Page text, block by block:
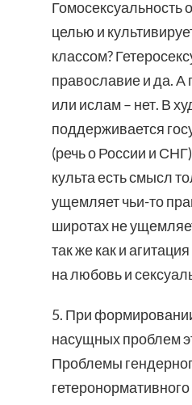
Гомосексуальность
целью и
классом?
православие и да. А
или ислам – нет. В
поддерживается
(речь о России и
культа есть смысл
ущемляет чьи-то
широтах не
так же как и
на любовь и
5. При
насущных проблем
Проблемы